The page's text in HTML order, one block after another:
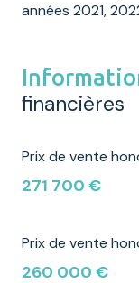
années 2021,
financières
Prix de vente
271 700 €
Prix de vente
260 000 €